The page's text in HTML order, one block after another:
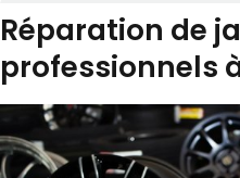
Réparation de
professionnels